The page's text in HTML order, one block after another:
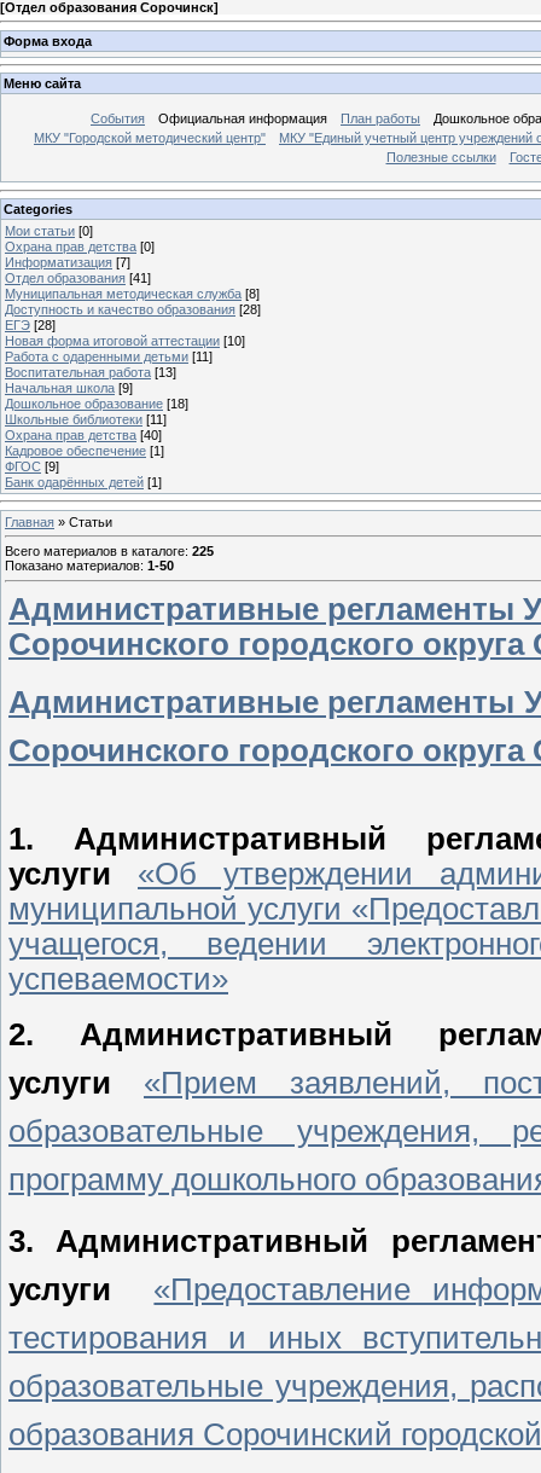
[Отдел образования Сорочинск]
Форма входа
Меню сайта
События Официальная информация План работы
Дошкольное
МКУ "Городской методический центр"
МКУ "Единый учетный центр учреждений
Полезные ссылки
Categories
Мои статьи [0]
Охрана прав детства [0]
Информатизация [7]
Отдел образования [41]
Муниципальная методическая служба [8]
Доступность и качество образования [28]
ЕГЭ [28]
Новая форма итоговой аттестации [10]
Работа с одаренными детьми [11]
Воспитательная работа [13]
Начальная школа [9]
Дошкольное образование [18]
Школьные библиотеки [11]
Охрана прав детства [40]
Кадровое обеспечение [1]
ФГОС [9]
Банк одарённых детей [1]
Главная » Статьи
Всего материалов в каталоге: 225
Показано материалов: 1-50
Административные регламенты
Сорочинского городского
Административные регламенты
Сорочинского городского
1.
Административный
услуги «Об утверждении
муниципальной услуги
учащегося, ведении
успеваемости»
2. Административный
услуги
«Прием заявлений,
образовательные учреждения,
программу дошкольного
3. Административный
услуги
«Предоставление
тестирования и иных
образовательные учреждения,
образования Сорочинский